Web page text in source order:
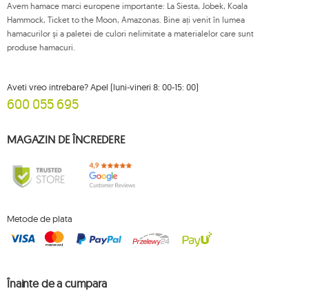
Pentru mai multe informații, vă rugăm să vizitați: www.mouton.pl/ODO
Avem hamace marci europene importante: La Siesta, Jobek, Koala
Hammock, Ticket to the Moon, Amazonas. Bine ați venit în lumea
hamacurilor și a paletei de culori nelimitate a materialelor care sunt
produse hamacuri.
Aveti vreo intrebare? Apel (luni-vineri 8: 00-15: 00)
600 055 695
MAGAZIN DE ÎNCREDERE
Metode de plata
Înainte de a cumpara